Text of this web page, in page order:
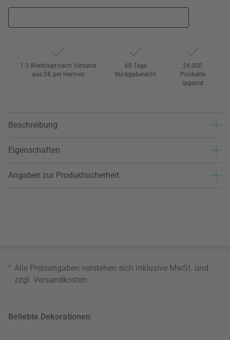
1-3 Werktage nach Versand
aus DE per Hermes
60 Tage
Rückgaberecht
24.000
Produkte
lagernd
Beschreibung
Eigenschaften
Angaben zur Produktsicherheit
* Alle Preisangaben verstehen sich inklusive MwSt. und
zzgl. Versandkosten
Beliebte Dekorationen